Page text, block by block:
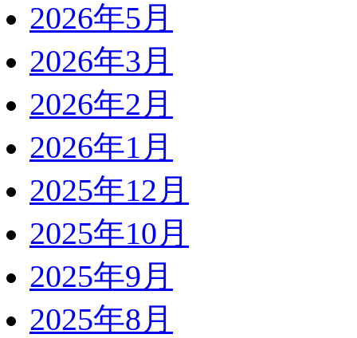
2026年5月
2026年3月
2026年2月
2026年1月
2025年12月
2025年10月
2025年9月
2025年8月